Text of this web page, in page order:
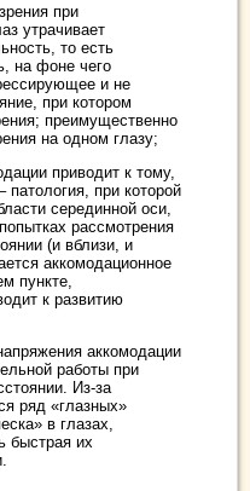
при
утрачивает
то есть
на фоне чего
и не
при котором
преимущественно
на одном глазу;
приводит к тому,
патология, при которой
серединной оси,
рассмотрения
(и вблизи, и
аккомодационное
пункте,
к развитию
аккомодации
работы при
Из-за
ряд «глазных»
в глазах,
быстрая их